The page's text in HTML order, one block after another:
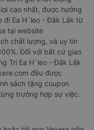
cao nhất, được hưởng
đi Ea H`leo - Đắk Lắk từ
tại website
chất lượng, và uy tín
Đối với bất cứ giao
Trị Ea H`leo - Đắk Lắk
đều được
sách tặng coupon
trường hợp sự việc.